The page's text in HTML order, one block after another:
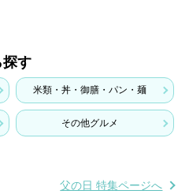
探す
米類・丼・御膳・パン・麺
その他グルメ
父の日 特集ページへ